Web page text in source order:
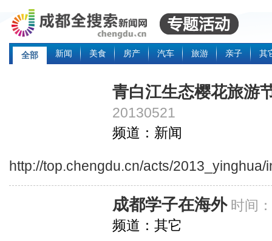
全部 新闻 美食 房产 汽车 旅游 亲子 其
青白江生态樱花旅游
20130521
频道：新闻
http://top.chengdu.cn/acts/2013_yinghua/
成都学子在海外 时间
频道：其它